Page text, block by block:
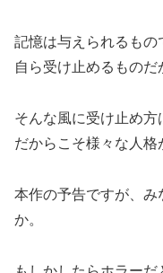
記憶は与えられるもの
自ら受け止めるものだ
そんな風に受け止め方
だからこそ様々な人格
本作の予告ですが、み
か。